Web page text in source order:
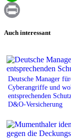
WhatsApp
Auch interessant
Deutsche Manager
Cyberangriffe und
entsprechenden
D&O-Versicherung